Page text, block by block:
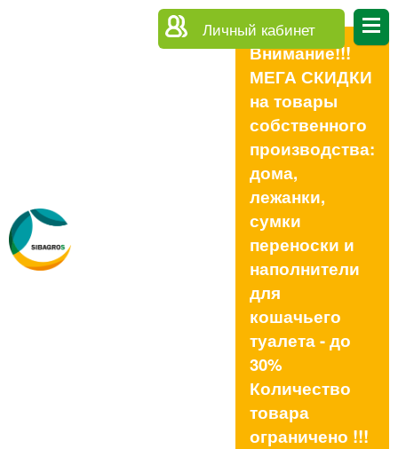
Личный кабинет
Внимание!!!
МЕГА СКИДКИ
на товары
собственного
производства:
дома,
лежанки,
сумки
переноски и
наполнители
для
кошачьего
туалета - до
30%
Количество
товара
ограничено !!!